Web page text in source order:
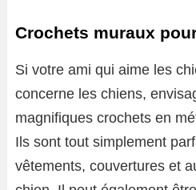
Crochets muraux
Si votre ami qui aime les
concerne les chiens,
magnifiques crochets en
Ils sont tout simplement
vêtements, couvertures et